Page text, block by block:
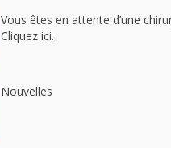
Vous êtes en attente d’une
Cliquez ici.
Nouvelles